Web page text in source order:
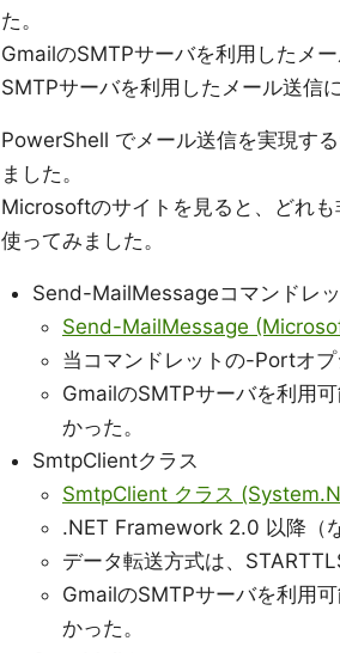
た。
GmailのSMTPサーバを利用したメ
SMTPサーバを利用したメール送信
PowerShell でメール送信を実現す
ました。
Microsoftのサイトを見ると、どれも
使ってみました。
Send-MailMessageコマンドレ
Send-MailMessage
当コマンドレットの-Portオ
GmailのSMTPサーバを利用
かった。
SmtpClientクラス
SmtpClient クラス
.NET Framework 2.0 以降（
データ転送方式は、
GmailのSMTPサーバを利用
かった。